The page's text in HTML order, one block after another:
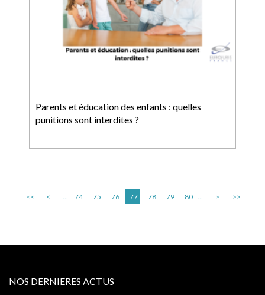
Parents et éducation des enfants : quelles
punitions sont interdites ?
<< < ... 74 75 76 77 78 79 80 ... > >>
NOS DERNIERES ACTUS